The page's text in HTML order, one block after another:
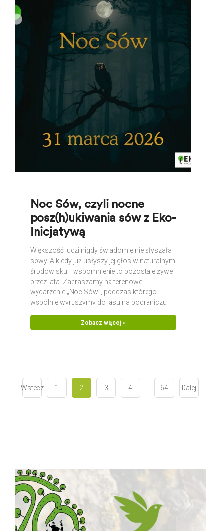
Noc Sów, czyli nocne
posz(h)ukiwania sów z Eko-
Inicjatywą
Większość ludzi nigdy świadomie nie słyszała
sowy. A kiedy już usłyszy jej głos w naturalnym
środowisku –wspomnienie to pozostaje żywe
przez lata. Zapraszamy na terenowe
wydarzenie „Noc Sów”, podczas którego
wspólnie wyruszymy do lasu na pograniczu
nocne życie jednych z najbardziej
przystosowaniach sów do życia
Zobacz więcej »
Wstecz 1 2 3 4 64 Dalej